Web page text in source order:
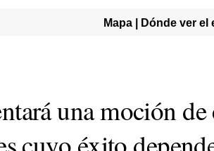
Mapa | Dónde ver el
una moción de
cuyo éxito